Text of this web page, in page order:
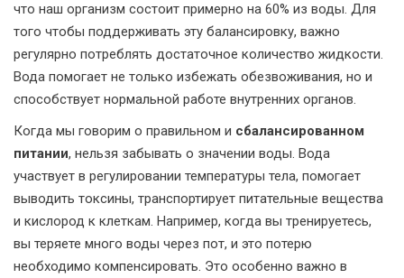
что наш организм состоит примерно на 60% из воды. Для
того чтобы поддерживать эту балансировку, важно
регулярно потреблять достаточное количество жидкости.
Вода помогает не только избежать обезвоживания, но и
способствует нормальной работе внутренних органов.
Когда мы говорим о правильном и сбалансированном
питании, нельзя забывать о значении воды. Вода
участвует в регулировании температуры тела, помогает
выводить токсины, транспортирует питательные вещества
и кислород к клеткам. Например, когда вы тренируетесь,
вы теряете много воды через пот, и это потерю
необходимо компенсировать. Это особенно важно в